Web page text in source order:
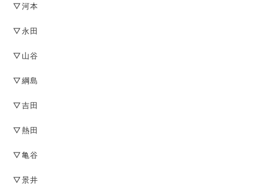
▽河本
▽永田
▽山谷
▽綱島
▽吉田
▽熱田
▽亀谷
▽景井